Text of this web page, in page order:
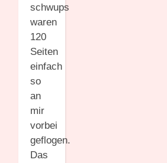
schwups
waren
120
Seiten
einfach
so
an
mir
vorbei
geflogen.
Das